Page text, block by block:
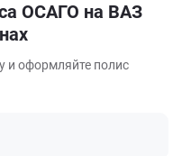
ОСАГО на ВАЗ
и оформляйте полис